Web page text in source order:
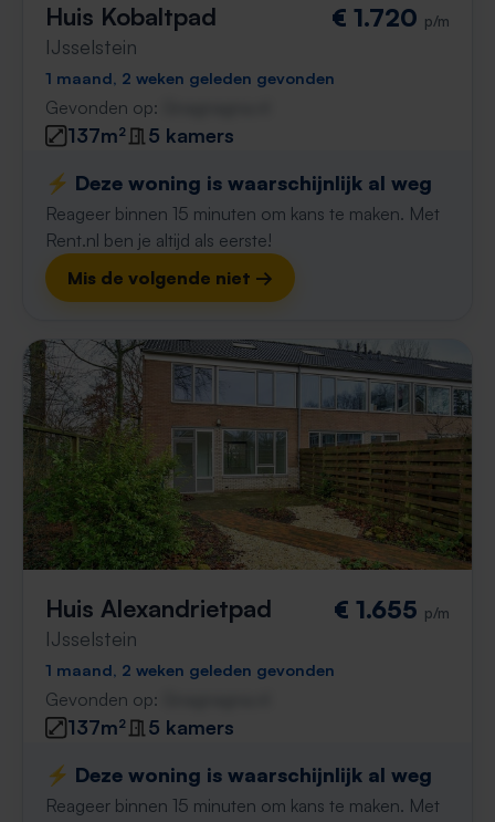
Huis Kobaltpad
IJsselstein
€ 1.720 p/m
1 maand, 2 weken geleden gevonden
Gevonden op:
137m²
5 kamers
⚡️ Deze woning is waarschijnlijk al weg
Reageer binnen 15 minuten om kans te maken. Met
Rent.nl ben je altijd als eerste!
Mis de volgende niet →
Huis Alexandrietpad
IJsselstein
€ 1.655 p/m
1 maand, 2 weken geleden gevonden
Gevonden op:
137m²
5 kamers
⚡️ Deze woning is waarschijnlijk al weg
Reageer binnen 15 minuten om kans te maken. Met